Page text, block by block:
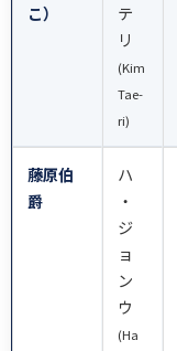
こ）
テ
リ
(Kim
Tae-
ri)
藤原伯
爵
ハ
・
ジ
ョ
ン
ウ
(Ha